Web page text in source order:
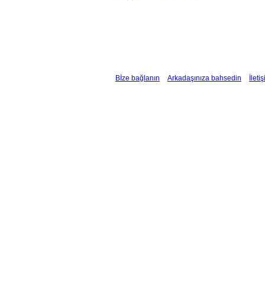
Bİze bağlanın Arkadaşınıza bahsedin